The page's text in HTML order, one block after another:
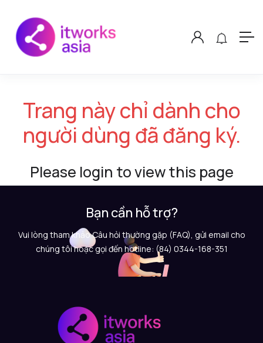
Trang này chỉ dành cho
người dùng đã đăng ký.
Please login to view this page
Bạn cần hỗ trợ?
Vui lòng tham khảo Câu hỏi thường gặp (FAQ), gửi email cho
chúng tôi hoặc gọi đến hotline: (84) 0344-168-351